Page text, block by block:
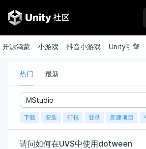
开源鸿蒙 小游戏 抖音小游戏 Unity引擎
热门 最新
下载 安装 打包 登录 新建项目
请问如何在UVS中使用dotween